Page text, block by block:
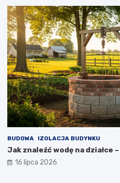
BUDOWA IZOLACJA BUDYNKU
Jak znaleźć wodę na działce
16 lipca 2026